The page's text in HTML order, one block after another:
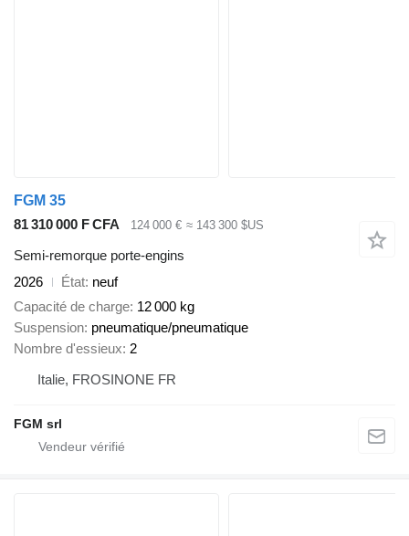
FGM 35
81 310 000 F CFA
124 000 € ≈ 143 300 $US
Semi-remorque porte-engins
2026
État neuf
Capacité de charge 12 000 kg
Suspension pneumatique/pneumatique
Nombre d'essieux 2
Italie, FROSINONE FR
FGM srl